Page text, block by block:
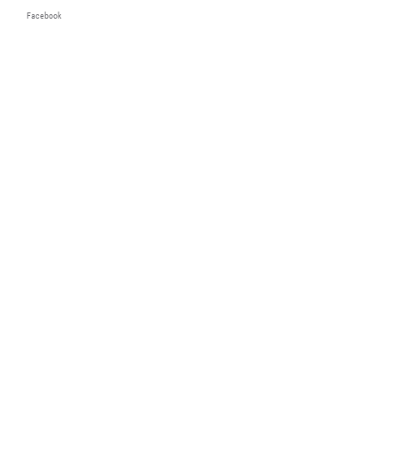
Facebook